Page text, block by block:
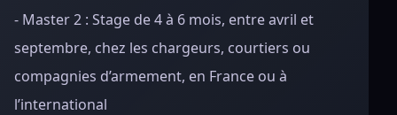
- Master 2 : Stage de 4 à 6 mois, entre avril et
septembre, chez les chargeurs, courtiers ou
compagnies d’armement, en France ou à
l’international